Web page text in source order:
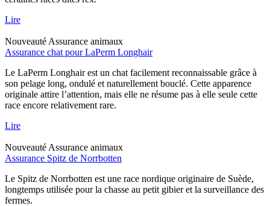
Lire
Nouveauté Assurance animaux
Assurance chat pour LaPerm Longhair
Le LaPerm Longhair est un chat facilement reconnaissable grâce à
son pelage long, ondulé et naturellement bouclé. Cette apparence
originale attire l’attention, mais elle ne résume pas à elle seule cette
race encore relativement rare.
Lire
Nouveauté Assurance animaux
Assurance Spitz de Norrbotten
Le Spitz de Norrbotten est une race nordique originaire de Suède,
longtemps utilisée pour la chasse au petit gibier et la surveillance des
fermes.